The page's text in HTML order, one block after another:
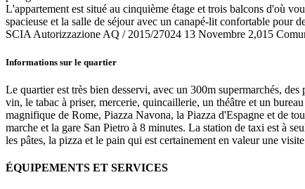
L'appartement est situé au cinquième étage et trois balcons d'où
spacieuse et la salle de séjour avec un canapé-lit confortable
SCIA Autorizzazione AQ / 2015/27024 13 Novembre 2,015
Informations sur le quartier
Le quartier est très bien desservi, avec un 300m supermarchés,
vin, le tabac à priser, mercerie, quincaillerie, un théâtre et un
magnifique de Rome, Piazza Navona, la Piazza d'Espagne et de
marche et la gare San Pietro à 8 minutes. La station de taxi est à
les pâtes, la pizza et le pain qui est certainement en valeur une
ÉQUIPEMENTS ET SERVICES